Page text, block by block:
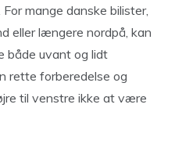
mange danske bilister,
eller længere nordpå, kan
både uvant og lidt
rette forberedelse og
til venstre ikke at være